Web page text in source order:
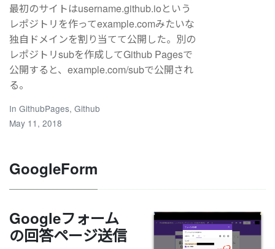
最初のサイトはusername.github.ioという
レポジトリを作ってexample.comみたいな
独自ドメインを割り当てて公開した。別の
レポジトリsubを作成してGithub Pagesで
公開すると、example.com/subで公開され
る。
In GithubPages, Github
May 11, 2018
GoogleForm
Googleフォーム
の回答ページ送信